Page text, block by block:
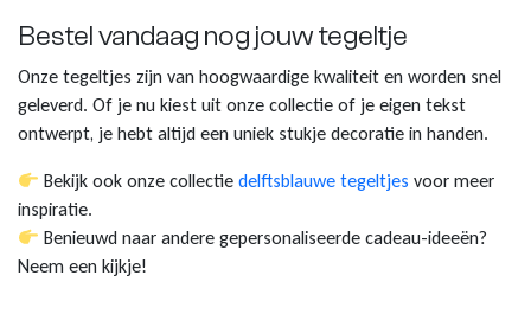
Bestel vandaag nog jouw tegeltje
Onze tegeltjes zijn van hoogwaardige kwaliteit en worden snel
geleverd. Of je nu kiest uit onze collectie of je eigen tekst
ontwerpt, je hebt altijd een uniek stukje decoratie in handen.
Bekijk ook onze collectiedelftsblauwe tegeltjes voor meer
inspiratie.
Benieuwd naar andere gepersonaliseerde cadeau-ideeën?
Neem een kijkje!